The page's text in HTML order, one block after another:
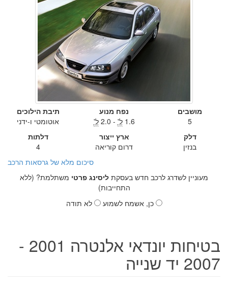
מושבים
5
נפח מנוע
1.6 ל' - 2.0 ל'
תיבת הילוכים
אוטומטי ו-ידני
דלק
בנזין
ארץ ייצור
דרום קוריאה
דלתות
4
סיכום מלא של גרסאות הרכב
מעוניין לשדרג לרכב חדש בעסקת ליסינג פרטי משתלמת? (ללא
התחייבות)
כן, אשמח לשמוע
לא תודה
בטיחות יונדאי אלנטרה 2001 -
2007 יד שנייה